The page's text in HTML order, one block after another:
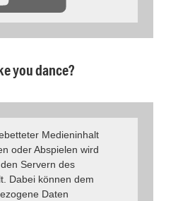
you dance?
Medieninhalt
oder Abspielen wird
Servern des
Dabei können dem
Daten